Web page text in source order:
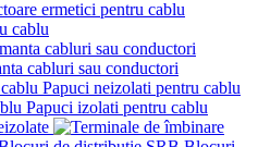
cablu
cabluri sau conductori
Papuci neizolati pentru cablu
Papuci izolati pentru cablu